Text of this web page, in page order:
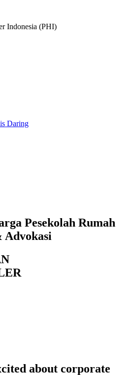
Indonesia (PHI)
Daring
Pesekolah Rumah
Advokasi
about corporate